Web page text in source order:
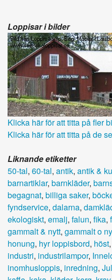
Loppisar i bilder
Klicka här för att titta på fler
Klicka här för att titta på de
Liknande etiketter
50-tal, 60-tal, antik, antik &
barnartiklar, barnkläder,
begagnat, billiga saker,
fyndservice, dalarna,
ekologiskt, emalj, falun, fika,
gammalt & nytt, gammalt o
honung, hyr loppisbord, höst,
industri, industrilampor,
inomhusloppis, inredning,